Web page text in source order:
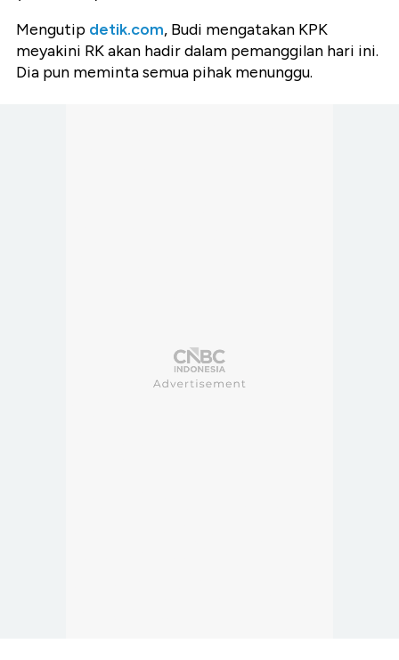
Mengutip detik.com, Budi mengatakan KPK
meyakini RK akan hadir dalam pemanggilan hari ini.
Dia pun meminta semua pihak menunggu.